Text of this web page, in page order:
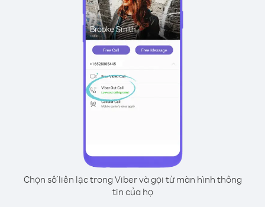
Chọn số liên lạc trong Viber và gọi từ màn hình thông
tin của họ